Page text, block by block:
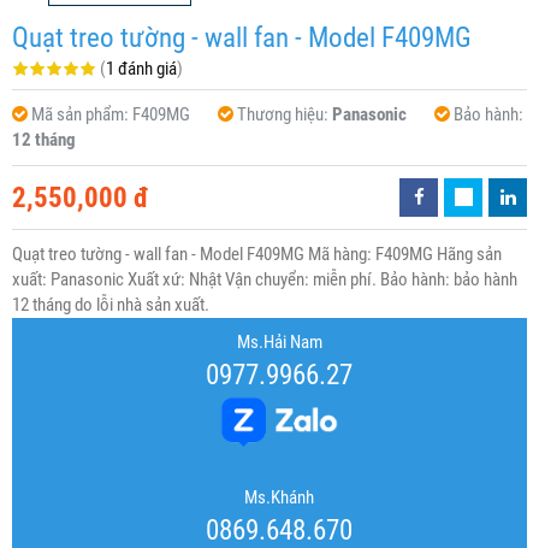
Quạt treo tường - wall fan - Model F409MG
(1 đánh giá)
Mã sản phẩm: F409MG Thương hiệu: Panasonic
Bảo hành:
12 tháng
2,550,000 đ
Quạt treo tường - wall fan - Model F409MG Mã hàng: F409MG Hãng sản
xuất: Panasonic Xuất xứ: Nhật Vận chuyển: miễn phí. Bảo hành: bảo hành
12 tháng do lỗi nhà sản xuất.
Ms.Hải Nam
0977.9966.27
Ms.Khánh
0869.648.670